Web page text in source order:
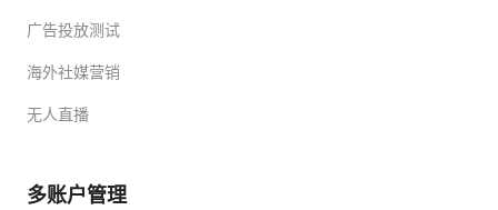
广告投放测试
海外社媒营销
无人直播
多账户管理